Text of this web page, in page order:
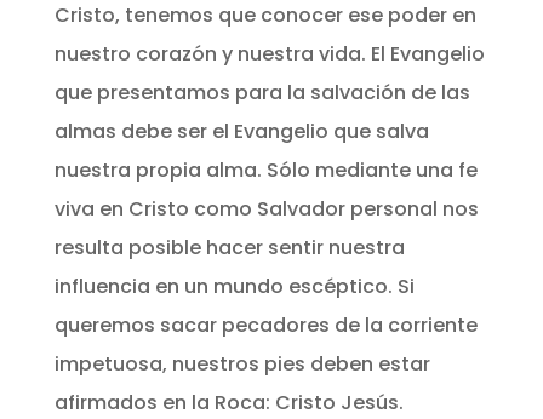
Cristo, tenemos que conocer ese poder en
nuestro corazón y nuestra vida. El Evangelio
que presentamos para la salvación de las
almas debe ser el Evangelio que salva
nuestra propia alma. Sólo mediante una fe
viva en Cristo como Salvador personal nos
resulta posible hacer sentir nuestra
influencia en un mundo escéptico. Si
queremos sacar pecadores de la corriente
impetuosa, nuestros pies deben estar
afirmados en la Roca: Cristo Jesús.